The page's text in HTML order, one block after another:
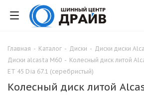
Главная - Каталог - Диски - Диски диски
Диски alcasta M60 - Колесный диск литой
ET 45 Dia 67.1 (серебристый)
Колесный диск литой